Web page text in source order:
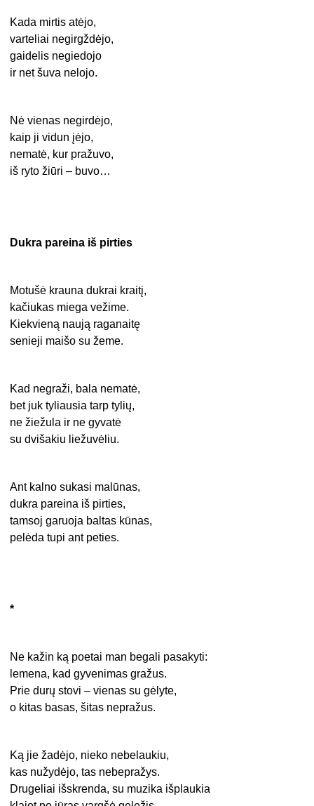
Kada mirtis atėjo,
varteliai negirgždėjo,
gaidelis negiedojo
ir net šuva nelojo.
Nė vienas negirdėjo,
kaip ji vidun įėjo,
nematė, kur pražuvo,
iš ryto žiūri – buvo…
Dukra pareina iš pirties
Motušė krauna dukrai kraitį,
kačiukas miega vežime.
Kiekvieną naują raganaitę
senieji maišo su žeme.
Kad negraži, bala nematė,
bet juk tyliausia tarp tylių,
ne žiežula ir ne gyvatė
su dvišakiu liežuvėliu.
Ant kalno sukasi malūnas,
dukra pareina iš pirties,
tamsoj garuoja baltas kūnas,
pelėda tupi ant peties.
*
Ne kažin ką poetai man begali pasakyti:
lemena, kad gyvenimas gražus.
Prie durų stovi – vienas su gėlyte,
o kitas basas, šitas nepražus.
Ką jie žadėjo, nieko nebelaukiu,
kas nužydėjo, tas nebepražys.
Drugeliai išskrenda, su muzika išplaukia